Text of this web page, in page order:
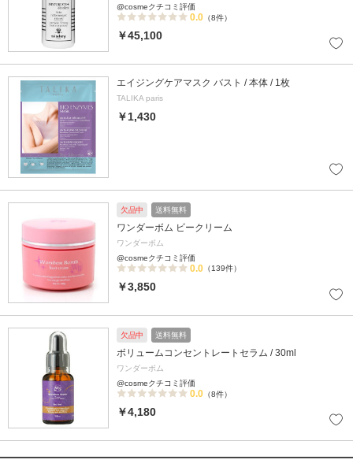
@cosmeクチコミ評価
0.0 （8件）
￥45,100
エイジングケアマスク バスト / 本体 / 1枚
TALIKA paris
￥1,430
欠品中 送料無料
ワンダーボム ビークリーム
ワンダーボム
@cosmeクチコミ評価
0.0 （139件）
￥3,850
欠品中 送料無料
ボリュームコンセントレートセラム / 30ml
ワンダーボム
@cosmeクチコミ評価
0.0 （8件）
￥4,180